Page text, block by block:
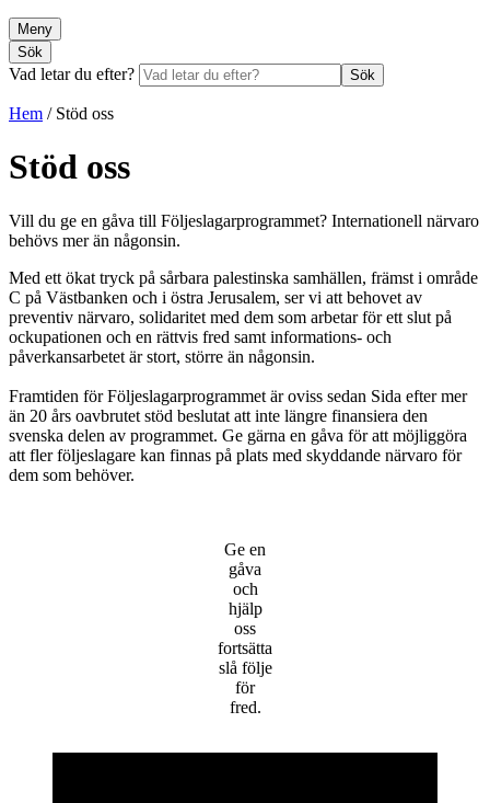
Meny
Sök
Vad letar du efter? Sök
Hem / Stöd oss
Stöd oss
Vill du ge en gåva till Följeslagarprogrammet? Internationell närvaro
behövs mer än någonsin.
Med ett ökat tryck på sårbara palestinska samhällen, främst i område
C på Västbanken och i östra Jerusalem, ser vi att behovet av
preventiv närvaro, solidaritet med dem som arbetar för ett slut på
ockupationen och en rättvis fred samt informations- och
påverkansarbetet är stort, större än någonsin.
Framtiden för Följeslagarprogrammet är oviss sedan Sida efter mer
än 20 års oavbrutet stöd beslutat att inte längre finansiera den
svenska delen av programmet. Ge gärna en gåva för att möjliggöra
att fler följeslagare kan finnas på plats med skyddande närvaro för
dem som behöver.
Ge en
gåva
och
hjälp
oss
fortsätta
slå följe
för
fred.